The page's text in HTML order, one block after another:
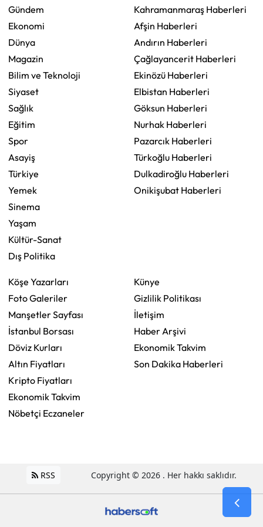
Gündem
Ekonomi
Dünya
Magazin
Bilim ve Teknoloji
Siyaset
Sağlık
Eğitim
Spor
Asayiş
Türkiye
Yemek
Sinema
Yaşam
Kültür-Sanat
Dış Politika
Kahramanmaraş Haberleri
Afşin Haberleri
Andırın Haberleri
Çağlayancerit Haberleri
Ekinözü Haberleri
Elbistan Haberleri
Göksun Haberleri
Nurhak Haberleri
Pazarcık Haberleri
Türkoğlu Haberleri
Dulkadiroğlu Haberleri
Onikişubat Haberleri
Köşe Yazarları
Foto Galeriler
Manşetler Sayfası
İstanbul Borsası
Döviz Kurları
Altın Fiyatları
Kripto Fiyatları
Ekonomik Takvim
Nöbetçi Eczaneler
Künye
Gizlilik Politikası
İletişim
Haber Arşivi
Ekonomik Takvim
Son Dakika Haberleri
RSS Copyright © 2026 . Her hakkı saklıdır.